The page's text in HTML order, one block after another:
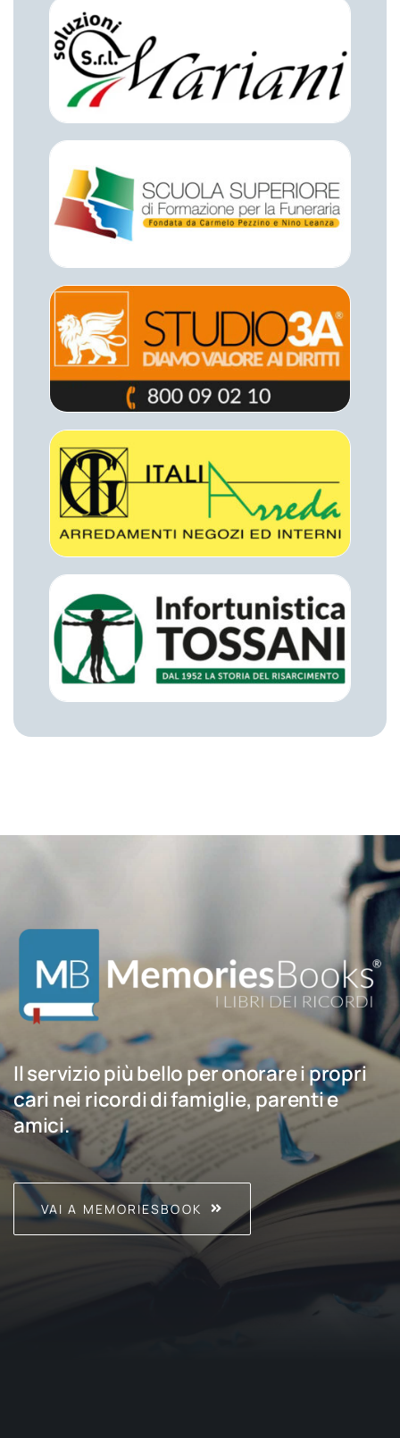
Il servizio più bello per onorare i propri
cari nei ricordi di famiglie, parenti e
amici.
VAI A MEMORIESBOOK